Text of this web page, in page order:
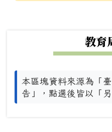
教育
本區塊資料來源為「
告」，點選後皆以「